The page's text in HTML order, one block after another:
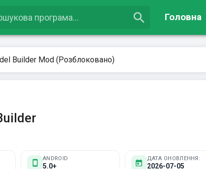
Головна
Builder Mod (Розблоковано)
ANDROID
5.0+
ДАТА ОНОВЛЕННЯ:
2026-07-05